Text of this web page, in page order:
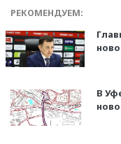
РЕКОМЕНДУЕМ:
В